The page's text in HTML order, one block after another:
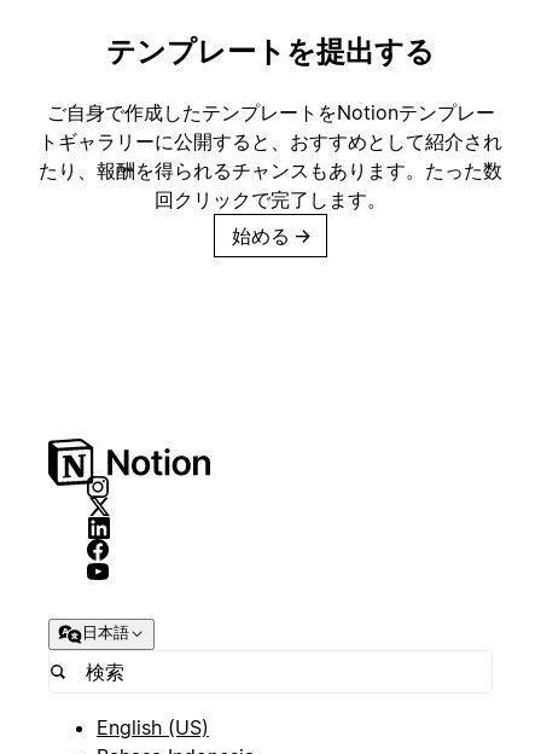
テンプレートを提出する
ご自身で作成したテンプレートをNotionテンプレー
トギャラリーに公開すると、おすすめとして紹介され
たり、報酬を得られるチャンスもあります。たった数
回クリックで完了します。
始める →
日本語
English (US)